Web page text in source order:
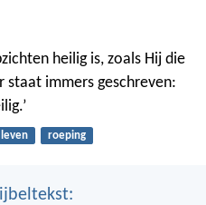
heilig is, zoals Hij die
staat immers geschreven:
leven roeping